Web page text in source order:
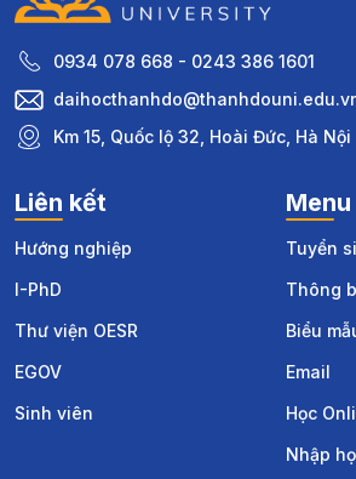
0934 078 668 - 0243 386 1601
Km 15, Quốc lộ 32, Hoài Đức, Hà Nội
Liên kết
Hướng nghiệp
I-PhD
Thư viện OESR
EGOV
Sinh viên
Tuyển
Thông
Biểu
Email
Học
Nhập